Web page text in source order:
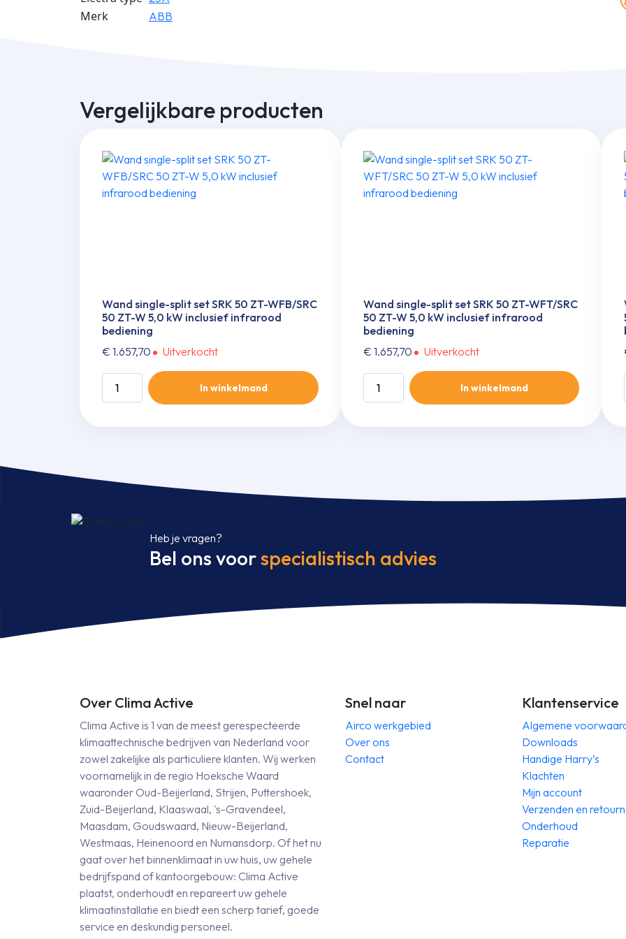
Merk ABB
Vergelijkbare producten
Wand single-split set SRK 50 ZT-WFB/SRC
50 ZT-W 5,0 kW inclusief infrarood
bediening
€ 1.657,70 Uitverkocht
Wand
single-
ZT-
infrarood
In winkelmand
Wand single-split set SRK 50 ZT-WFT/SRC
50 ZT-W 5,0 kW inclusief infrarood
bediening
€ 1.657,70 Uitverkocht
Wand
single-
WFT/SRC
W
5,0
In winkelmand
Heb je vragen?
Bel ons voorspecialistisch advies
Over Clima Active
Clima Active is 1 van de meest gerespecteerde
klimaattechnische bedrijven van Nederland voor
zowel zakelijke als particuliere klanten. Wij werken
voornamelijk in de regio Hoeksche Waard
waaronder Oud-Beijerland, Strijen, Puttershoek,
Zuid-Beijerland, Klaaswaal, 's-Gravendeel,
Maasdam, Goudswaard, Nieuw-Beijerland,
Westmaas, Heinenoord en Numansdorp. Of het nu
gaat over het binnenklimaat in uw huis, uw gehele
bedrijfspand of kantoorgebouw: Clima Active
plaatst, onderhoudt en repareert uw gehele
klimaatinstallatie en biedt een scherp tarief, goede
service en deskundig personeel.
Snel naar
Airco werkgebied
Over ons
Contact
Klantenservice
Algemene
Downloads
Handige Harry’s
Klachten
Mijn account
Verzenden en
Onderhoud
Reparatie